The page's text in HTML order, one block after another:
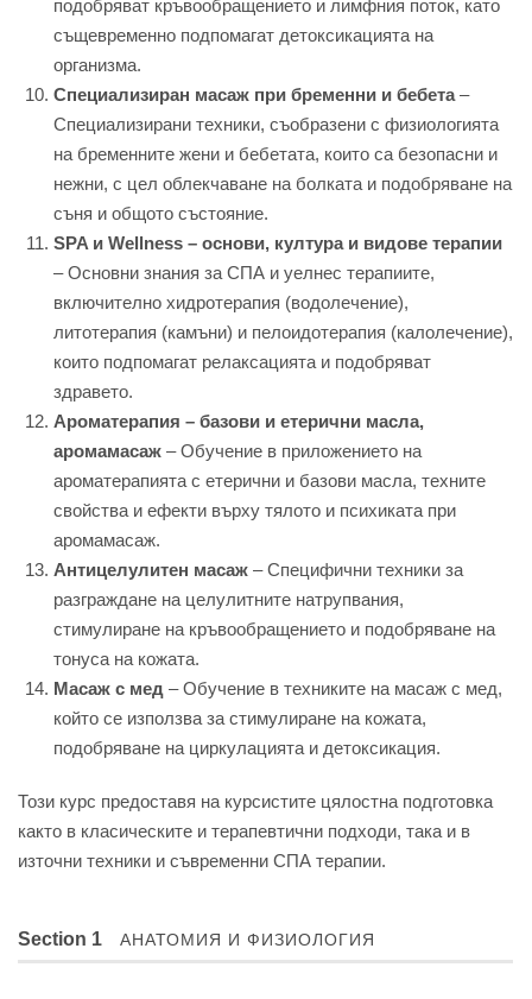
подобряват кръвообращението и лимфния поток, като
същевременно подпомагат детоксикацията на
организма.
Специализиран масаж при бременни и бебета–
Специализирани техники, съобразени с физиологията
на бременните жени и бебетата, които са безопасни и
нежни, с цел облекчаване на болката и подобряване на
съня и общото състояние.
SPA и Wellness – основи, култура и видове терапии
– Основни знания за СПА и уелнес терапиите,
включително хидротерапия (водолечение),
литотерапия (камъни) и пелоидотерапия (калолечение),
които подпомагат релаксацията и подобряват
здравето.
Ароматерапия – базови и етерични масла,
аромамасаж – Обучение в приложението на
ароматерапията с етерични и базови масла, техните
свойства и ефекти върху тялото и психиката при
аромамасаж.
Антицелулитен масаж – Специфични техники за
разграждане на целулитните натрупвания,
стимулиране на кръвообращението и подобряване на
тонуса на кожата.
Масаж с мед – Обучение в техниките на масаж с мед,
който се използва за стимулиране на кожата,
подобряване на циркулацията и детоксикация.
Този курс предоставя на курсистите цялостна подготовка
както в класическите и терапевтични подходи, така и в
източни техники и съвременни СПА терапии.
Section 1 АНАТОМИЯ И ФИЗИОЛОГИЯ